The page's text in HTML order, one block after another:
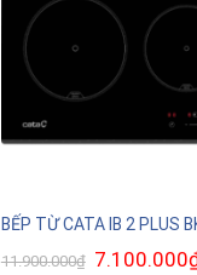
BẾP TỪ CATA IB 2 PLUS
11.900.000₫ Giá
7.100.000